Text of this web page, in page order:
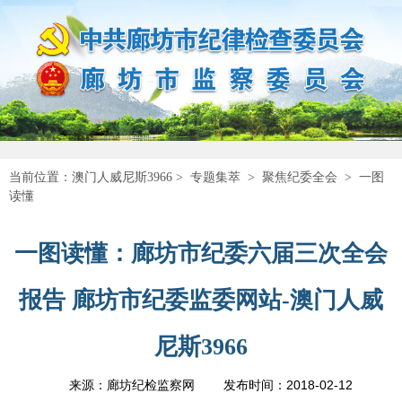
当前位置： 澳门人威尼斯3966 > 专题集萃 > 聚焦纪委全会 > 一图
读懂
一图读懂：廊坊市纪委六届三次全会
报告 廊坊市纪委监委网站-澳门人威
尼斯3966
来源：廊坊纪检监察网 发布时间： 2018-02-12